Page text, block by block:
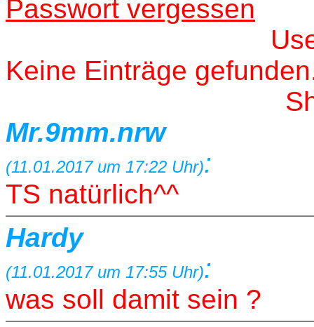
Passwort vergessen
Keine Einträge
S
Mr.9mm.nrw
(11.01.2017 um 17:22 Uhr):
TS natürlich^^
Hardy
(11.01.2017 um 17:55 Uhr):
was soll damit sein ?